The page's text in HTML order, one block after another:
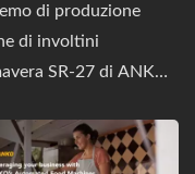
di produzione
di involtini
SR-27 di ANKO
a tutti coloro che
partecipato e